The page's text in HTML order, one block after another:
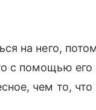
на него,
с помощью
чем то,